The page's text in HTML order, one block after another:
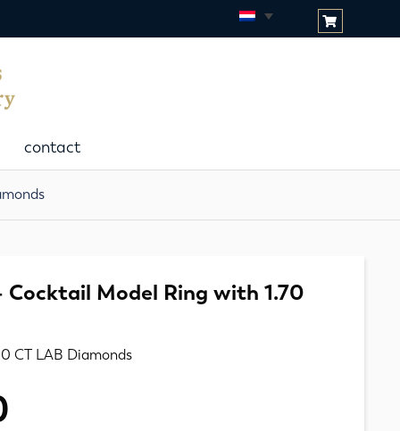
contact
Cocktail Model Ring with 1.70
CT LAB Diamonds